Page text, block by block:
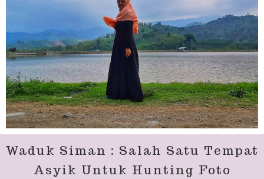
Waduk Siman : Salah Satu Tempat
Asyik Untuk Hunting Foto